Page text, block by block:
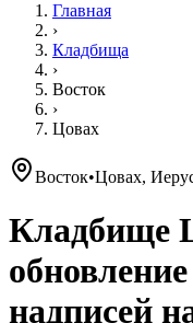
Главная
›
Кладбища
›
Восток
›
Цовах
Восток•Цовах,
Кладбище
надписей